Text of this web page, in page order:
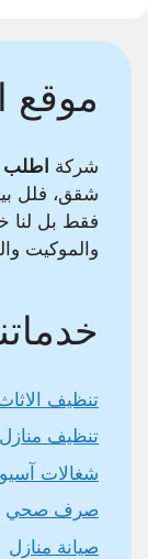
موقع
شركة اطلب
شقق، فلل
فقط بل لنا
والموكيت
تنظيف
تنظيف منازل
شغالات
صرف صحي
صيانة منازل